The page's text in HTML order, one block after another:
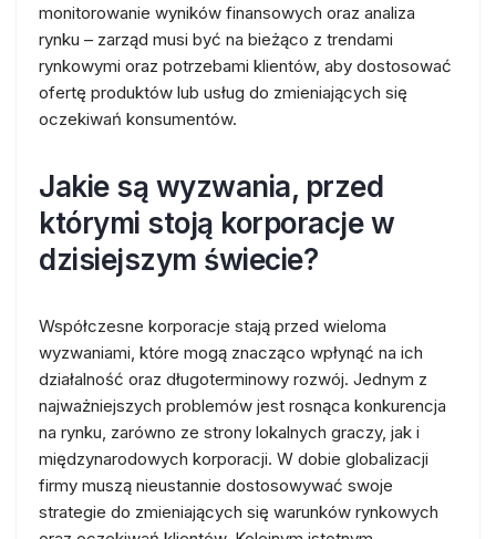
monitorowanie wyników finansowych oraz analiza
rynku – zarząd musi być na bieżąco z trendami
rynkowymi oraz potrzebami klientów, aby dostosować
ofertę produktów lub usług do zmieniających się
oczekiwań konsumentów.
Jakie są wyzwania, przed
którymi stoją korporacje w
dzisiejszym świecie?
Współczesne korporacje stają przed wieloma
wyzwaniami, które mogą znacząco wpłynąć na ich
działalność oraz długoterminowy rozwój. Jednym z
najważniejszych problemów jest rosnąca konkurencja
na rynku, zarówno ze strony lokalnych graczy, jak i
międzynarodowych korporacji. W dobie globalizacji
firmy muszą nieustannie dostosowywać swoje
strategie do zmieniających się warunków rynkowych